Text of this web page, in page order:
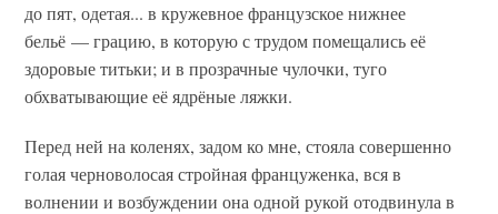
до пят, одетая... в кружевное французское нижнее
бельё — грацию, в которую с трудом помещались её
здоровые титьки; и в прозрачные чулочки, туго
обхватывающие её ядрёные ляжки.
Перед ней на коленях, задом ко мне, стояла совершенно
голая черноволосая стройная француженка, вся в
волнении и возбуждении она одной рукой отодвинула в